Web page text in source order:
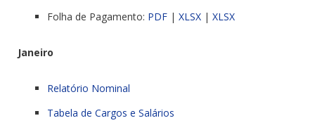
Folha de Pagamento: PDF | XLSX | XLSX
Janeiro
Relatório Nominal
Tabela de Cargos e Salários